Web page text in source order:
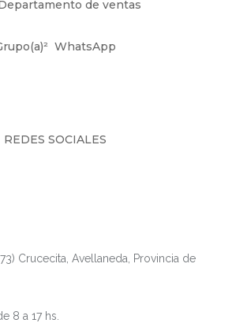
de ventas
WhatsApp
REDES SOCIALES
Crucecita, Avellaneda, Provincia de
8 a 17 hs.